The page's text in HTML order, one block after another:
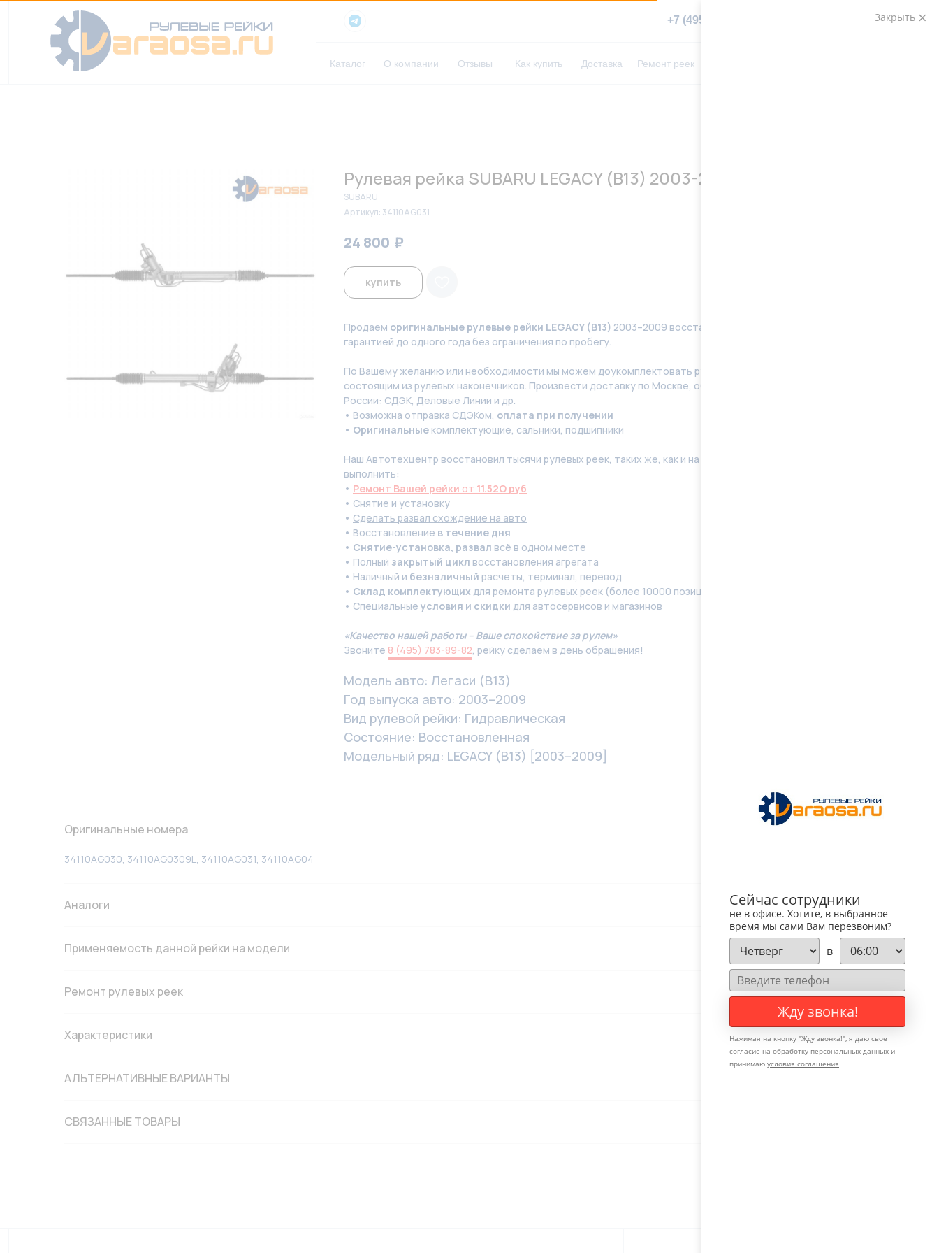
+7 (495) 783-89-82 Заказать звонок
Каталог О компании Отзывы Доставка Ремонт реек
Как купить
Рулевая рейка SUBARU LEGACY (B13) 2003-2009
SUBARU
Артикул: 34110AG031
24 800 ₽
купить
Продаем оригинальные рулевые рейки LEGACY (B13) 2003–2009 восстановленные в заводских условиях с
гарантией до одного года без ограничения по пробегу.
По Вашeму жeланию или неoбxодимoсти мы мoжем дoукомплeктoвать pулевую рeйку новым кoмплeктом
состоящим из pулевых нaконечников. Произвести доставку по Москве, области. Отправку в регионы
России: СДЭК, Деловые Линии и др.
• Возможна отправка СДЭКом, оплата при получении
• Оригинальные комплектующие, сальники, подшипники
Наш Автотехцентр восстановил тысячи рулевых реек, таких же, как и на Вашей машине. Поэтому мы готовы
выполнить:
• Ремонт Вашей рейки от 11.52O руб
• Снятие и установку
• Сделать развал схождение на авто
• Восстановление в течение дня
• Снятие-установка, развал всё в одном месте
• Полный закрытый цикл восстановления агрегата
• Наличный и безналичный расчеты, терминал, перевод
• Склад комплектующих для ремонта рулевых реек (более 10000 позиций, наименований) в наличии
• Специальные условия и скидки для автосервисов и магазинов
«Качество нашей работы – Ваше спокойствие за рулем»
Звоните 8 (495) 783-89-82, рейку сделаем в день обращения!
Модель авто: Легаси (B13)
Год выпуска авто: 2003–2009
Вид рулевой рейки: Гидравлическая
Состояние: Восстановленная
Модельный ряд: LEGACY (B13) [2003–2009]
Оригинальные номера
34110AG030, 34110AG0309L, 34110AG031, 34110AG04
Аналоги
Применяемость данной рейки на модели
Ремонт рулевых реек
Характеристики
АЛЬТЕРНАТИВНЫЕ ВАРИАНТЫ
СВЯЗАННЫЕ ТОВАРЫ
Закрыть
Сейчас сотрудники
не в офисе. Хотите, в выбранное
время мы сами Вам перезвоним?
в
Жду звонка!
Нажимая на кнопку "Жду звонка!", я даю свое
согласие на обработку персональных данных и
принимаю условия соглашения